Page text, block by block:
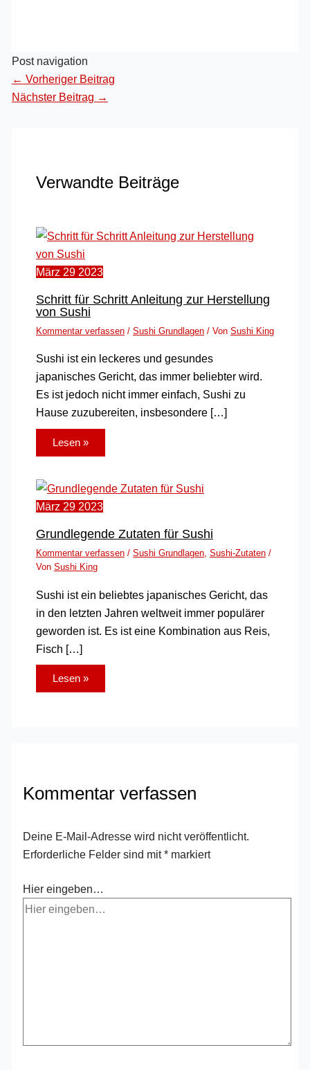
Post navigation
← Vorheriger Beitrag
Nächster Beitrag →
Verwandte Beiträge
März 29 2023
Schritt für Schritt Anleitung zur Herstellung
von Sushi
Kommentar verfassen / Sushi Grundlagen/ Von Sushi King
Sushi ist ein leckeres und gesundes
japanisches Gericht, das immer beliebter wird.
Es ist jedoch nicht immer einfach, Sushi zu
Hause zuzubereiten, insbesondere […]
Lesen »
März 29 2023
Grundlegende Zutaten für Sushi
Kommentar verfassen / Sushi Grundlagen, Sushi-Zutaten/
Von Sushi King
Sushi ist ein beliebtes japanisches Gericht, das
in den letzten Jahren weltweit immer populärer
geworden ist. Es ist eine Kombination aus Reis,
Fisch […]
Lesen »
Kommentar verfassen
Deine E-Mail-Adresse wird nicht veröffentlicht.
Erforderliche Felder sind mit* markiert
Hier eingeben…